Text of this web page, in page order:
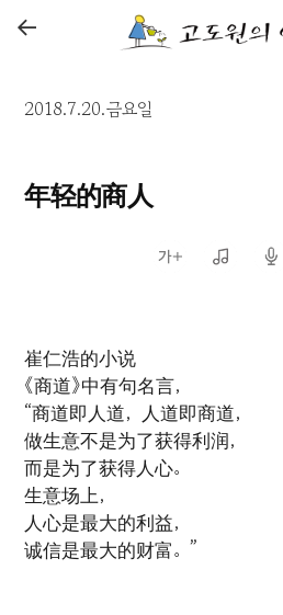
←
2018.7.20.금요일
年轻的商人
崔仁浩的小说
《商道》中有句名言，
“商道即人道，人道即商道，
做生意不是为了获得利润，
而是为了获得人心。
生意场上，
人心是最大的利益，
诚信是最大的财富。”